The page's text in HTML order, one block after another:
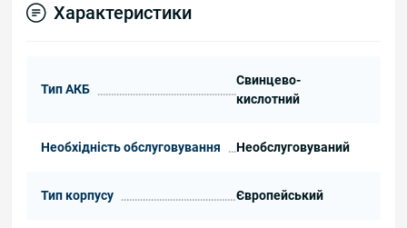
Характеристики
Тип АКБ
Свинцево-
кислотний
Необхідність обслуговування Необслуговуваний
Тип корпусу Європейський